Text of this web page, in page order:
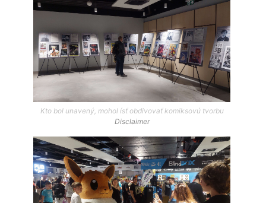
Kto bol unavený, mohol ísť obdivovať komiksovú tvorbu
Disclaimer